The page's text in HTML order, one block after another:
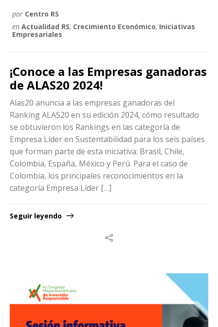
por Centro RS
en Actualidad RS, Crecimiento Económico, Iniciativas
Empresariales
¡Conoce a las Empresas ganadoras
de ALAS20 2024!
Alas20 anuncia a las empresas ganadoras del
Ranking ALAS20 en su edición 2024, cómo resultado
se obtuvieron los Rankings en las categoría de
Empresa Líder en Sustentabilidad para los seis países
que forman parte de esta iniciativa: Brasil, Chile,
Colombia, España, México y Perú. Para el caso de
Colombia, los principales reconocimientos en la
categoría Empresa Líder […]
Seguir leyendo